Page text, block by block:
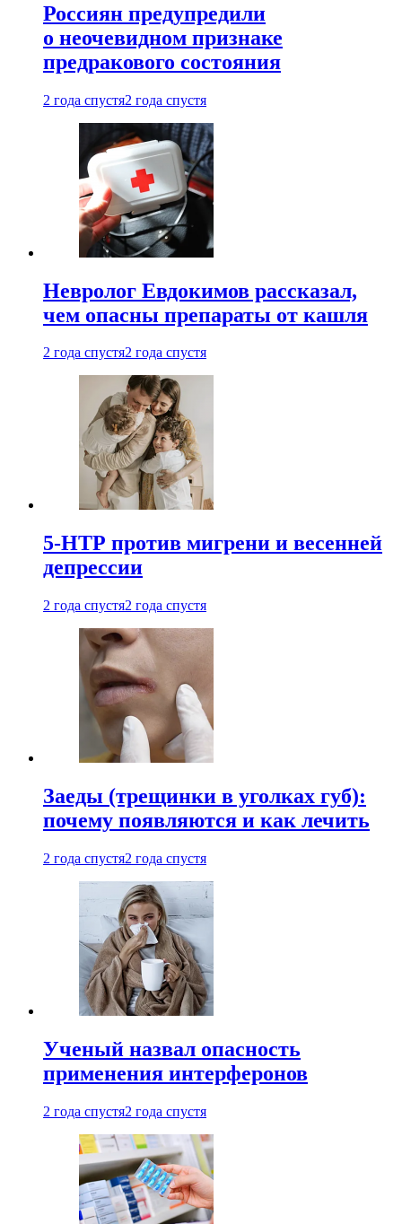
Россиян предупредили
о неочевидном признаке
предракового состояния
2 года спустя2 года спустя
Невролог Евдокимов рассказал,
чем опасны препараты от кашля
2 года спустя2 года спустя
5-НТР против мигрени и весенней
депрессии
2 года спустя2 года спустя
Заеды (трещинки в уголках губ):
почему появляются и как лечить
2 года спустя2 года спустя
Ученый назвал опасность
применения интерферонов
2 года спустя2 года спустя